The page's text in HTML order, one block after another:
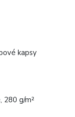
kapsy
280 g/m²